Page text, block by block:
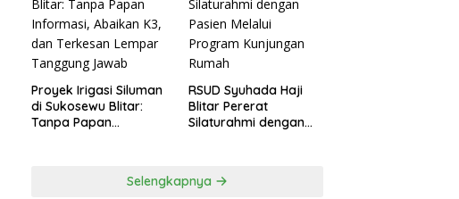
Proyek Irigasi Siluman
di Sukosewu Blitar:
Tanpa Papan
RSUD Syuhada Haji
Blitar Pererat
Silaturahmi dengan
Selengkapnya